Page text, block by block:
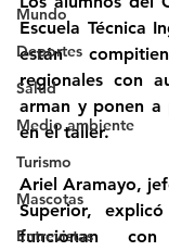
Mundo
Deportes
Salud
Medio ambiente
Turismo
Mascotas
Entrevistas
Escuela Técnica
están
regionales con
arman y ponen a
en el taller.
Ariel Aramayo,
Superior,
funcionan